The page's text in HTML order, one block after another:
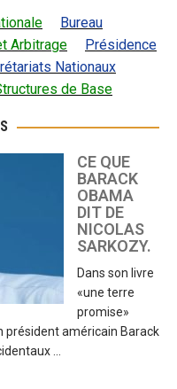
Bureau
Arbitrage
Présidence
Nationaux
de Base
CE QUE
BARACK
OBAMA
DIT DE
NICOLAS
SARKOZY.
Dans son livre
«une terre
promise»
président américain Barack
...